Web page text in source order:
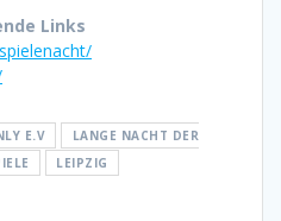
Links
E.V
LANGE NACHT DER
LEIPZIG